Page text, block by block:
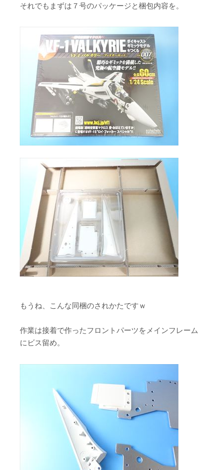
それでもまずは７号のパッケージと梱包内容を。
もうね、こんな同梱のされかたですｗ
作業は接着で作ったフロントパーツをメインフレーム
にビス留め。